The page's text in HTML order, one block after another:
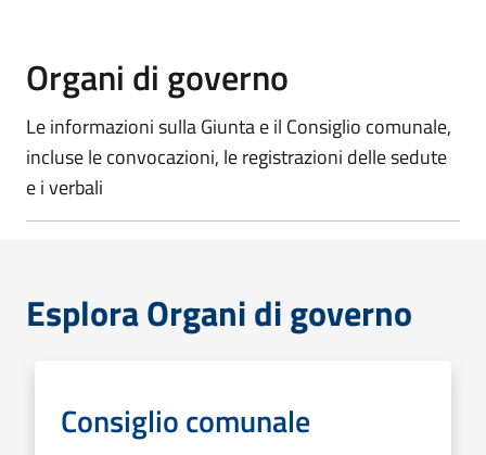
Organi di governo
Le informazioni sulla Giunta e il Consiglio comunale,
incluse le convocazioni, le registrazioni delle sedute
e i verbali
Esplora Organi di governo
Consiglio comunale